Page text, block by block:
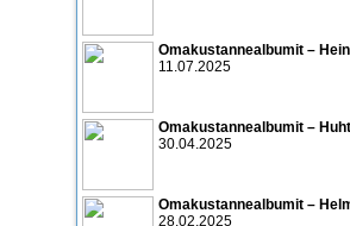
Omakustannealbumit –
11.07.2025
Omakustannealbumit –
30.04.2025
Omakustannealbumit –
28.02.2025